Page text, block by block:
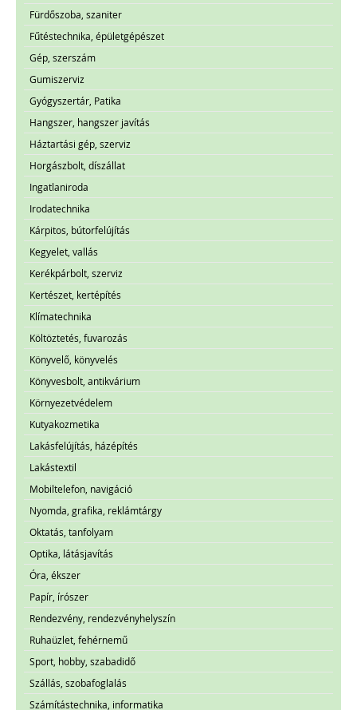
Fürdőszoba, szaniter
Fűtéstechnika, épületgépészet
Gép, szerszám
Gumiszerviz
Gyógyszertár, Patika
Hangszer, hangszer javítás
Háztartási gép, szerviz
Horgászbolt, díszállat
Ingatlaniroda
Irodatechnika
Kárpitos, bútorfelújítás
Kegyelet, vallás
Kerékpárbolt, szerviz
Kertészet, kertépítés
Klímatechnika
Költöztetés, fuvarozás
Könyvelő, könyvelés
Könyvesbolt, antikvárium
Környezetvédelem
Kutyakozmetika
Lakásfelújítás, házépítés
Lakástextil
Mobiltelefon, navigáció
Nyomda, grafika, reklámtárgy
Oktatás, tanfolyam
Optika, látásjavítás
Óra, ékszer
Papír, írószer
Rendezvény, rendezvényhelyszín
Ruhaüzlet, fehérnemű
Sport, hobby, szabadidő
Szállás, szobafoglalás
Számítástechnika, informatika